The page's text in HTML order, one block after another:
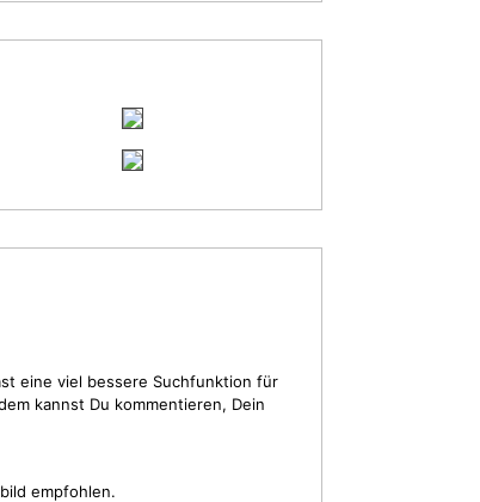
eine viel bessere Suchfunktion für
kannst Du kommentieren, Dein
empfohlen.